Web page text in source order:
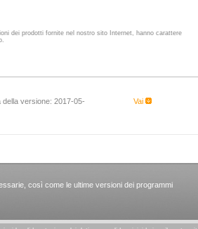
dei prodotti fornite nel nostro sito Internet, hanno carattere
della versione: 2017-05-
Vai
così come le ultime versioni dei programmi